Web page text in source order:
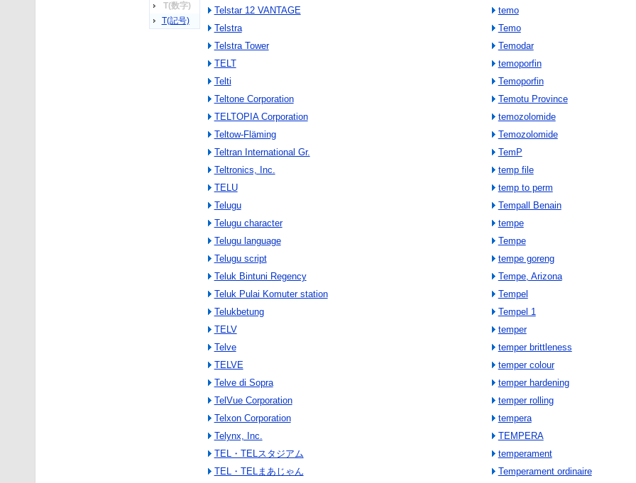
T(数字)
T(記号)
Telstar 12 VANTAGE
Telstra
Telstra Tower
TELT
Telti
Teltone Corporation
TELTOPIA Corporation
Teltow-Fläming
Teltran International Gr.
Teltronics, Inc.
TELU
Telugu
Telugu character
Telugu language
Telugu script
Teluk Bintuni Regency
Teluk Pulai Komuter station
Telukbetung
TELV
Telve
TELVE
Telve di Sopra
TelVue Corporation
Telxon Corporation
Telynx, Inc.
TEL・TELスタジアム
TEL・TELまあじゃん
temo
Temo
Temodar
temoporfin
Temoporfin
Temotu Province
temozolomide
Temozolomide
TemP
temp file
temp to perm
Tempall Benain
tempe
Tempe
tempe goreng
Tempe, Arizona
Tempel
Tempel 1
temper
temper brittleness
temper colour
temper hardening
temper rolling
tempera
TEMPERA
temperament
Temperament ordinaire